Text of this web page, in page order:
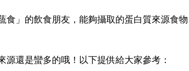
食」的飲食朋友，能夠攝取的蛋白質來源食物
還是蠻多的哦！以下提供給大家參考：